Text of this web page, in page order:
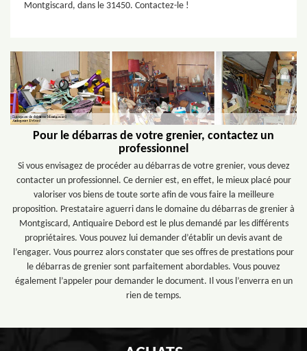
Montgiscard, dans le 31450. Contactez-le !
Pour le débarras de votre grenier, contactez un
professionnel
Si vous envisagez de procéder au débarras de votre grenier, vous devez
contacter un professionnel. Ce dernier est, en effet, le mieux placé pour
valoriser vos biens de toute sorte afin de vous faire la meilleure
proposition. Prestataire aguerri dans le domaine du débarras de grenier à
Montgiscard, Antiquaire Debord est le plus demandé par les différents
propriétaires. Vous pouvez lui demander d’établir un devis avant de
l’engager. Vous pourrez alors constater que ses offres de prestations pour
le débarras de grenier sont parfaitement abordables. Vous pouvez
également l’appeler pour demander le document. Il vous l’enverra en un
rien de temps.